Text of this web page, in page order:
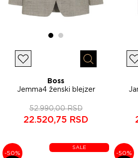
Lista želja Brzi pregled
Boss
Jemma4 ženski blejzer
52.990,00 RSD
22.520,75 RSD
-50%
SALE
-50%